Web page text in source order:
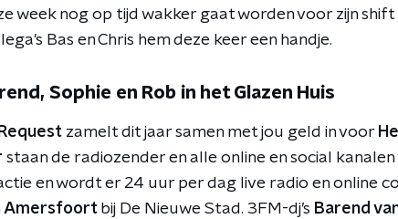
week nog op tijd wakker gaat worden voor zijn
Bas en Chris hem deze keer een handje.
Sophie en Rob in het Glazen Huis
zamelt dit jaar samen met jou geld in voor
staan de radiozender en alle online en social
en wordt er 24 uur per dag live radio en online
Amersfoort bij De Nieuwe Stad. 3FM-dj’s Barend